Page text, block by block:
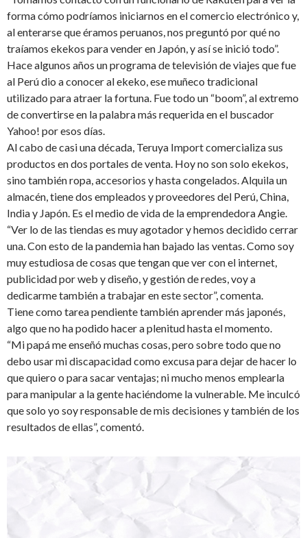
forma cómo podríamos iniciarnos en el comercio electrónico y,
al enterarse que éramos peruanos, nos preguntó por qué no
traíamos ekekos para vender en Japón, y así se inició todo”.
Hace algunos años un programa de televisión de viajes que fue
al Perú dio a conocer al ekeko, ese muñeco tradicional
utilizado para atraer la fortuna. Fue todo un “boom”, al extremo
de convertirse en la palabra más requerida en el buscador
Yahoo! por esos días.
Al cabo de casi una década, Teruya Import comercializa sus
productos en dos portales de venta. Hoy no son solo ekekos,
sino también ropa, accesorios y hasta congelados. Alquila un
almacén, tiene dos empleados y proveedores del Perú, China,
India y Japón. Es el medio de vida de la emprendedora Angie.
“Ver lo de las tiendas es muy agotador y hemos decidido cerrar
una. Con esto de la pandemia han bajado las ventas. Como soy
muy estudiosa de cosas que tengan que ver con el internet,
publicidad por web y diseño, y gestión de redes, voy a
dedicarme también a trabajar en este sector”, comenta.
Tiene como tarea pendiente también aprender más japonés,
algo que no ha podido hacer a plenitud hasta el momento.
“Mi papá me enseñó muchas cosas, pero sobre todo que no
debo usar mi discapacidad como excusa para dejar de hacer lo
que quiero o para sacar ventajas; ni mucho menos emplearla
para manipular a la gente haciéndome la vulnerable. Me inculcó
que solo yo soy responsable de mis decisiones y también de los
resultados de ellas”, comentó.